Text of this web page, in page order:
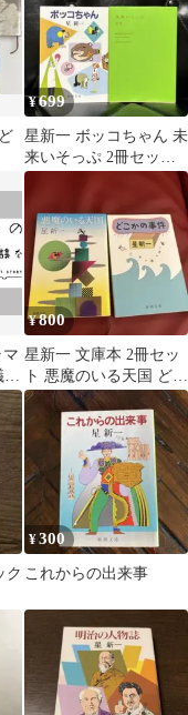
¥699
星新一 ボッコちゃん 未
来いそっぷ 2冊セット
新潮文庫
マ
な
¥800
星新一 文庫本 2冊セッ
ト 悪魔のいる天国 どこ
かの事件
ク
¥300
これからの出来事